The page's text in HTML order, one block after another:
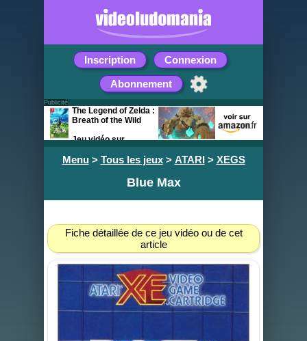
Inscription Connexion
Abonnement
Menu> Tous les jeux> ATARI> XEGS
Blue Max
Fiche détaillée de ce jeu vidéo ou de cet
article
Publicité
The Legend of Zelda :
Breath of the Wild
Jeu vidéo sur
Nintendo Switch